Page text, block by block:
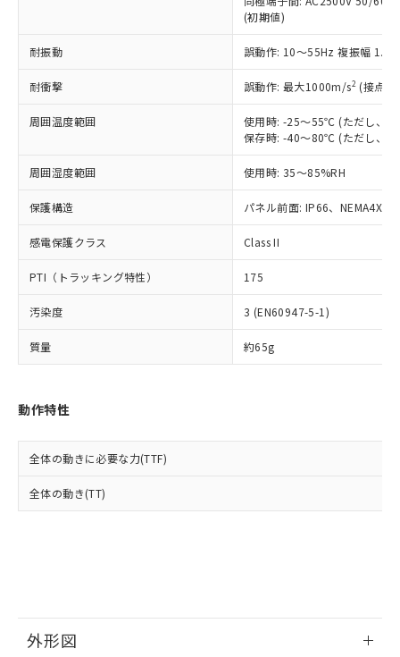
(初期値)
耐振動 誤動作: 10～55Hz 複振幅
耐衝撃 誤動作: 最大1000m/s2 (接点
周囲温度範囲
使用時: -25～55℃ (ただし、氷
保存時: -40～80℃ (ただし、氷
周囲湿度範囲 使用時: 35～85%RH
保護構造 パネル前面: IP66、NEMA4X,
感電保護クラス Class II
PTI（トラッキング特性） 175
汚染度 3 (EN60947-5-1)
質量 約65g
動作特性
全体の動きに必要な力(TTF)
全体の動き(TT)
外形図
在庫状況および標準価格照会結果は、
記載している更新日時点での社内デー
タに基づき作成されるものであり、閲
覧された時点での実際の在庫および標
準価格とは異なる場合があることをご
正式な納期状況および標準価格はお客
様のお取引先、またはお客様担当のオ
ムロン制御機器販売店・当社販売員に
オムロン制御機器販売店や当社販売拠
販売ネットワーク
」をご確認
在庫状況および標準価格結果を当社の
事前の承諾なく第三者に漏洩または開
示しないようお願いします。
マイパーツ機能（部品リスト作成サー
ビス）をご利用いただくには、I-Web
メンバーズにご登録されている必要が
あります。
品・サービスに関するお客様との取
引・商談に必要な範囲で利用すること
※当社の共同利用者とは、
の共同利用に関して"
の「1.共同利
鉛(Pb) 1000ppm以下、 水銀(Hg) 1000ppm以下、 カド
類(PBB) 1000ppm以下、ポリ臭化ジフェニルエーテル類
(PBDE) 1000ppm以下、フタル酸ビス(2-エチルヘキシ
ル) (DEHP)(別名：DOP) 1000ppm以下、フタル酸ブチ
ルベンジル（BBP） 1000ppm以下、フタル酸ジブチル
（DBP） 1000ppm以下、フタル酸ジイソブチル
但し、RoHS指令で産業用監視および制御機器に対する
図的な使用がないことを確認しています。
部品在庫の切り替え状況などにより、予定
月が前後することがあります。
とができます。
EU RoHS指令（10物質）の非含有証明書
51物質の非含有証明書（当社基準）
荷製品に未対応品が混在することから備考
欄に対応日を記載しておりました。
*中国RoHS10物質の基準値 (GB/T26572)：
Pb(鉛) :1000ppm、 Hg(水銀) : 1000ppm、 Cd(カドミウ
Cr(Ⅵ)(六価クロム) : 1000ppm、 PBBs(ポリ臭化ビフェ
ニル類) : 1000ppm、 PBDEs(ポリ臭化ジフェニルエーテ
ル類) : 1000ppm、
DBP(フタル酸ジブチル) : 1000ppm、 DIBP(フタル酸ジ
イソブチル) : 1000ppm、 BBP(フタル酸ブチルベンジ
DEHP(フタル酸ビス(2-エチルヘキシル)) : 1000ppm
「ｅ」：有害物質（10物質）のすべてが基
準値以下であることを示します。
「10」：通常の使用状況下において有害物
質が外部に漏えいし、環境に深刻な影響を
及ぼさない年数を意味します。
「－」：未確認です。当社販売部門へお問
（以下｢規制貨物等」という）を輸出
または国外への提供する場合は、日本
国政府の輸出許可(または役務取引許
可)を取得するなどの必要な手続きを
当社は規制貨物を破棄する場合は、完
全に破砕するなど、違法に輸出されな
いよう必要な手段を講じます。
当社は貴社製品を、核兵器、ミサイ
ル、化学兵器、生物兵器またはその他
武器並びにこれらの製造装置等に一切
当社は、貴社製品を第三者に販売する
場合は、上記1、2および3の内容を当
該第三者に通知します。また当社は、
販売先および販売に係わる関係者が違
法に輸出するおそれがある場合は、取
り引きをいたしません。
合意する
一定数以上の在庫あり
一定数には満たないが在庫あり
在庫なし(最新の在庫状況につ
いては、お客様のお取引先、ま
たはお客様担当のオムロン制御
機器販売店・当社販売員にご確
認ください)
受注生産機種、また在庫状況の
情報を公開していない機種